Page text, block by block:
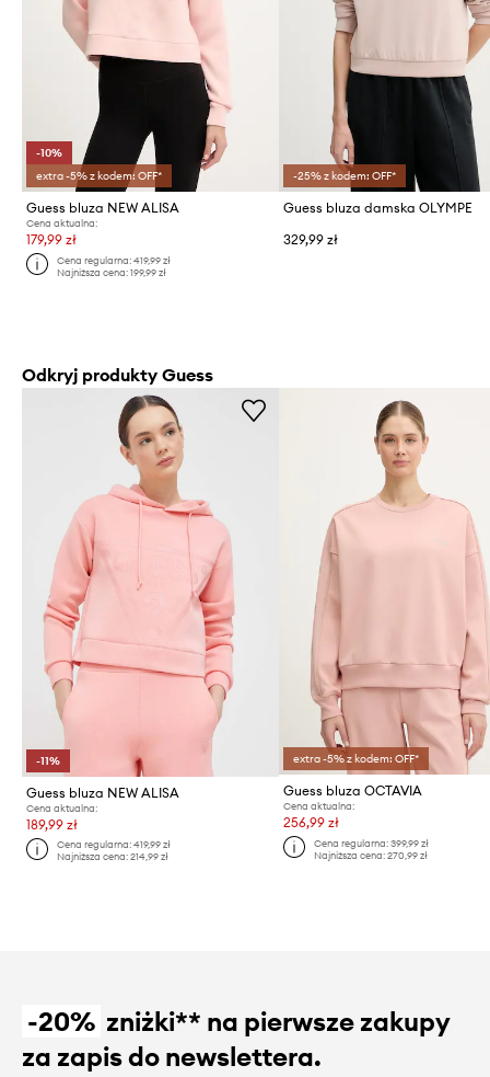
-10%
extra -5% z kodem: OFF*
Guess bluza NEW ALISA
Cena aktualna:
179,99 zł
Cena regularna:419,99 zł
Najniższa cena:199,99 zł
-25% z kodem: OFF*
Guess bluza damska OLYMPE
329,99 zł
Odkryj produkty Guess
-11%
Guess bluza NEW ALISA
Cena aktualna:
189,99 zł
Cena regularna:419,99 zł
Najniższa cena:214,99 zł
extra -5% z kodem: OFF*
Guess bluza OCTAVIA
Cena aktualna:
256,99 zł
Cena regularna: 399,99 zł
Najniższa cena: 270,99 zł
-20% zniżki** na pierwsze zakupy
za zapis do newslettera.